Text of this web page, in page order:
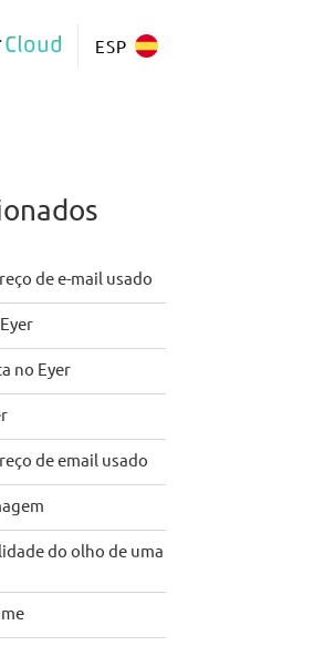
ESP
de e-mail usado
no Eyer
de email usado
do olho de uma